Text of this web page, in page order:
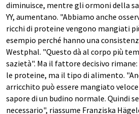
diminuisce, mentre gli ormoni della
YY, aumentano. "Abbiamo anche
ricchi di proteine vengono mangiati
esempio perché hanno una
Westphal. "Questo dà al corpo più
sazietà". Ma il fattore decisivo
le proteine, ma il tipo di alimento.
arricchito può essere mangiato
sapore di un budino normale. Quindi
necessario", riassume Franziska